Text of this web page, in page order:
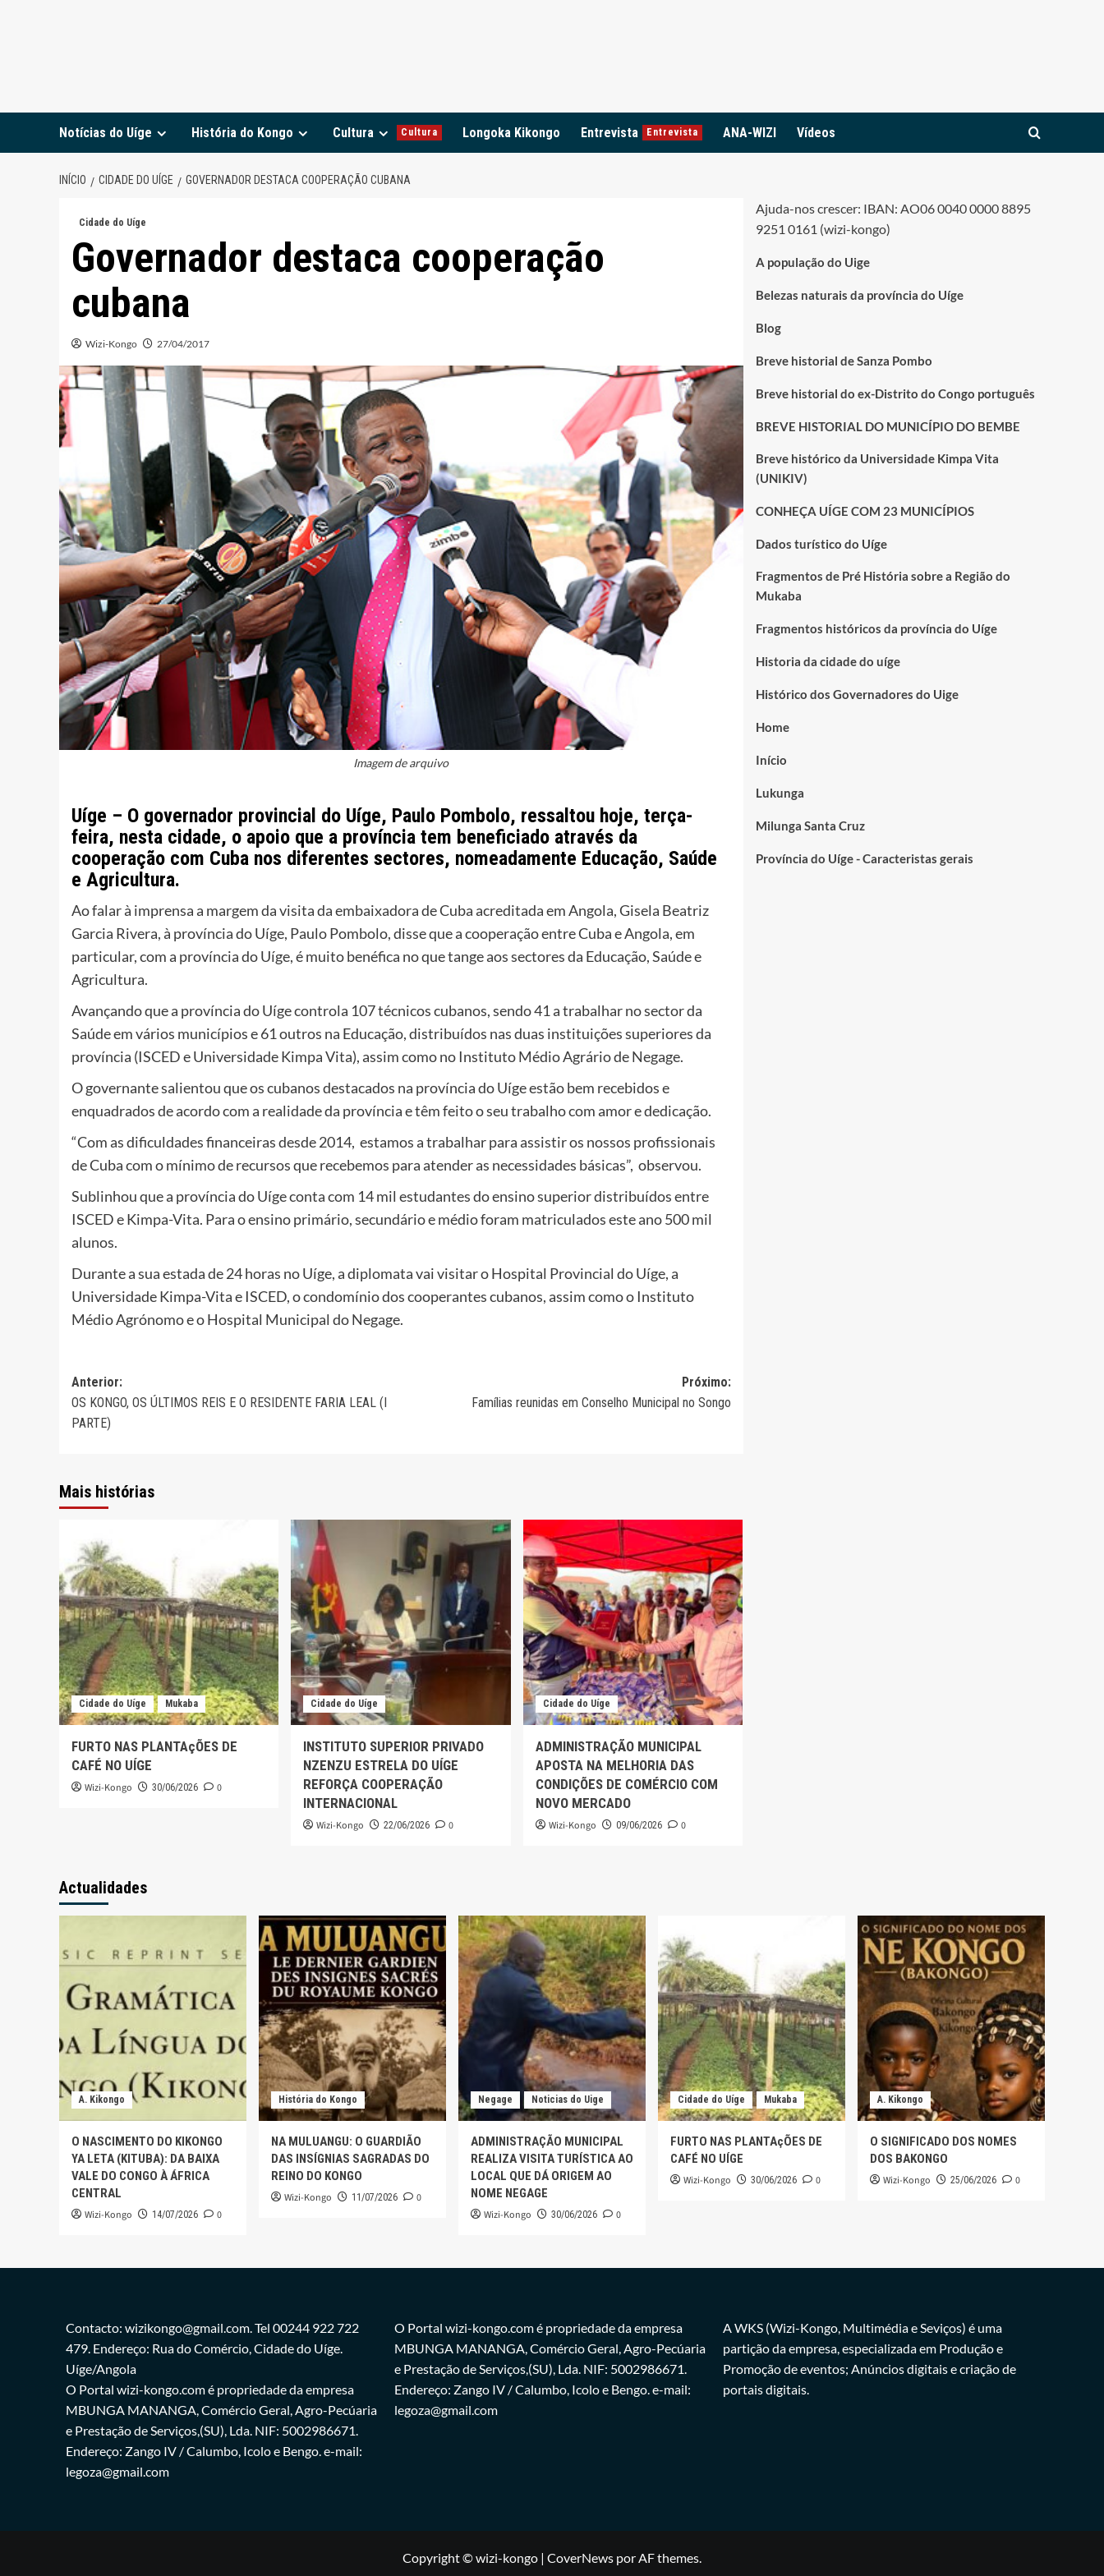
Notícias do Uíge História do Kongo Cultura Cultura Longoka Kikongo Entrevista Entrevista ANA-WIZI Vídeos
INÍCIO CIDADE DO UÍGE GOVERNADOR DESTACA COOPERAÇÃO CUBANA
Cidade do Uíge
Governador destaca cooperação
cubana
Wizi-Kongo 27/04/2017
Imagem de arquivo
Uíge – O governador provincial do Uíge, Paulo Pombolo, ressaltou hoje, terça-
feira, nesta cidade, o apoio que a província tem beneficiado através da
cooperação com Cuba nos diferentes sectores, nomeadamente Educação, Saúde
e Agricultura.
Ao falar à imprensa a margem da visita da embaixadora de Cuba acreditada em Angola, Gisela Beatriz
Garcia Rivera, à província do Uíge, Paulo Pombolo, disse que a cooperação entre Cuba e Angola, em
particular, com a província do Uíge, é muito benéfica no que tange aos sectores da Educação, Saúde e
Agricultura.
Avançando que a província do Uíge controla 107 técnicos cubanos, sendo 41 a trabalhar no sector da
Saúde em vários municípios e 61 outros na Educação, distribuídos nas duas instituições superiores da
província (ISCED e Universidade Kimpa Vita), assim como no Instituto Médio Agrário de Negage.
O governante salientou que os cubanos destacados na província do Uíge estão bem recebidos e
enquadrados de acordo com a realidade da província e têm feito o seu trabalho com amor e dedicação.
“Com as dificuldades financeiras desde 2014, estamos a trabalhar para assistir os nossos profissionais
de Cuba com o mínimo de recursos que recebemos para atender as necessidades básicas”, observou.
Sublinhou que a província do Uíge conta com 14 mil estudantes do ensino superior distribuídos entre
ISCED e Kimpa-Vita. Para o ensino primário, secundário e médio foram matriculados este ano 500 mil
alunos.
Durante a sua estada de 24 horas no Uíge, a diplomata vai visitar o Hospital Provincial do Uíge, a
Universidade Kimpa-Vita e ISCED, o condomínio dos cooperantes cubanos, assim como o Instituto
Médio Agrónomo e o Hospital Municipal do Negage.
Navegação
de
artigos
Anterior:
OS KONGO, OS ÚLTIMOS REIS E O RESIDENTE FARIA LEAL (I
PARTE)
Próximo:
Famílias reunidas em Conselho Municipal no Songo
Mais histórias
Cidade do Uíge Mukaba
FURTO NAS PLANTAçÕES DE
CAFÉ NO UÍGE
Wizi-Kongo 30/06/2026 0
Cidade do Uíge
INSTITUTO SUPERIOR PRIVADO
NZENZU ESTRELA DO UÍGE
REFORÇA COOPERAÇÃO
INTERNACIONAL
Wizi-Kongo 22/06/2026 0
Cidade do Uíge
ADMINISTRAÇÃO MUNICIPAL
APOSTA NA MELHORIA DAS
CONDIÇÕES DE COMÉRCIO COM
NOVO MERCADO
Wizi-Kongo 09/06/2026 0
Ajuda-nos crescer: IBAN: AO06 0040 0000 8895
9251 0161 (wizi-kongo)
A população do Uige
Belezas naturais da província do Uíge
Blog
Breve historial de Sanza Pombo
Breve historial do ex-Distrito do Congo português
BREVE HISTORIAL DO MUNICÍPIO DO BEMBE
Breve histórico da Universidade Kimpa Vita
(UNIKIV)
CONHEÇA UÍGE COM 23 MUNICÍPIOS
Dados turístico do Uíge
Fragmentos de Pré História sobre a Região do
Mukaba
Fragmentos históricos da província do Uíge
Historia da cidade do uíge
Histórico dos Governadores do Uige
Home
Início
Lukunga
Milunga Santa Cruz
Província do Uíge - Caracteristas gerais
Actualidades
A. Kikongo
O NASCIMENTO DO KIKONGO
YA LETA (KITUBA): DA BAIXA
VALE DO CONGO À ÁFRICA
CENTRAL
Wizi-Kongo 14/07/2026 0
História do Kongo
NA MULUANGU: O GUARDIÃO
DAS INSÍGNIAS SAGRADAS DO
REINO DO KONGO
Wizi-Kongo 11/07/2026 0
Negage Noticias do Uige
ADMINISTRAÇÃO MUNICIPAL
REALIZA VISITA TURÍSTICA AO
LOCAL QUE DÁ ORIGEM AO
NOME NEGAGE
Wizi-Kongo 30/06/2026 0
Cidade do Uíge Mukaba
FURTO NAS PLANTAçÕES DE
CAFÉ NO UÍGE
Wizi-Kongo 30/06/2026 0
A. Kikongo
O SIGNIFICADO DOS NOMES
DOS BAKONGO
Wizi-Kongo 25/06/2026 0
Contacto: wizikongo@gmail.com. Tel 00244 922 722
479. Endereço: Rua do Comércio, Cidade do Uíge.
Uíge/Angola
O Portal wizi-kongo.com é propriedade da empresa
MBUNGA MANANGA, Comércio Geral, Agro-Pecúaria
e Prestação de Serviços,(SU), Lda. NIF: 5002986671.
Endereço: Zango IV / Calumbo, Icolo e Bengo. e-mail:
legoza@gmail.com
O Portal wizi-kongo.com é propriedade da empresa
MBUNGA MANANGA, Comércio Geral, Agro-Pecúaria
e Prestação de Serviços,(SU), Lda. NIF: 5002986671.
Endereço: Zango IV / Calumbo, Icolo e Bengo. e-mail:
legoza@gmail.com
A WKS (Wizi-Kongo, Multimédia e Seviços) é uma
partição da empresa, especializada em Produção e
Promoção de eventos; Anúncios digitais e criação de
portais digitais.
Copyright © wizi-kongo | CoverNews por AF themes.